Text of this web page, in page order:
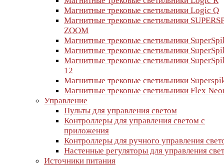
Магнитные трековые светильники Logic Q
Магнитные трековые светильники
ZOOM
Магнитные трековые светильники
Магнитные трековые светильники
Магнитные трековые светильники
12
Магнитные трековые светильники
Магнитные трековые светильники Flex
Управление
Пульты для управления светом
Контроллеры для управления светом с
приложения
Контроллеры для ручного управления
Настенные регуляторы для управления
Источники питания